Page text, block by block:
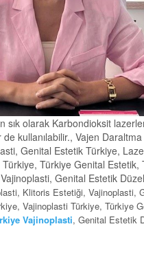
sık olarak Karbondioksit
kullanılabilir., Vajen
Genital Estetik Türkiye,
Türkiye Genital
Genital Estetik
Klitoris Estetiği, Vajinoplasti,
Vajinoplasti Türkiye, Türkiye
Vajinoplasti, Genital Estetik